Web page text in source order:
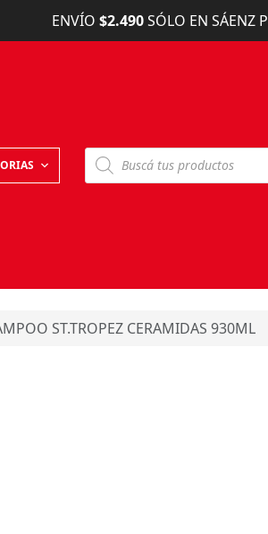
ENVÍO $2.490SÓLO EN SÁENZ
B
s
o
d
ST.TROPEZ CERAMIDAS 930ML